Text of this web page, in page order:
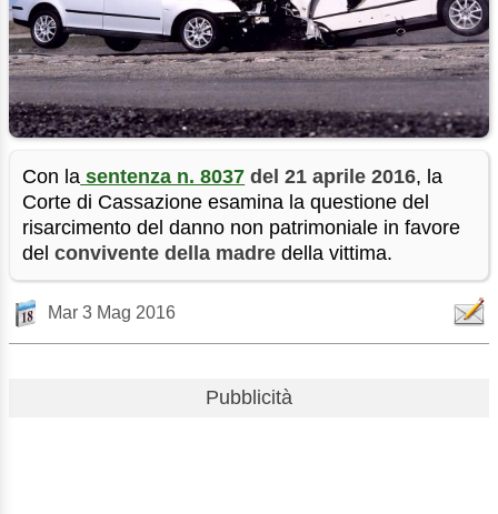
Con la sentenza n. 8037 del 21 aprile 2016, la
Corte di Cassazione esamina la questione del
risarcimento del danno non patrimoniale in favore
del convivente della madre della vittima.
Mar 3 Mag 2016
Pubblicità